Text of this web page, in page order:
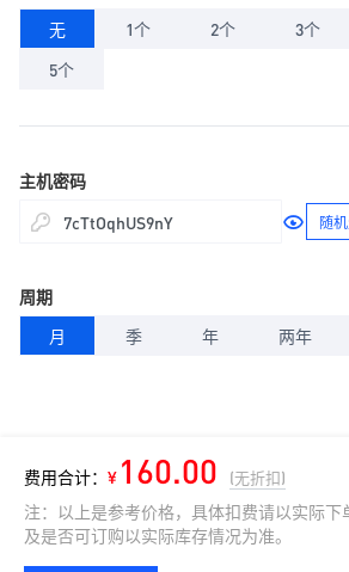
无
1个 2个 3个
5个
主机密码
随
周期
月
季 年 两年
费用合计： ¥ 160.00 (无折扣)
注：以上是参考价格，具体扣费请以实际
及是否可订购以实际库存情况为准。